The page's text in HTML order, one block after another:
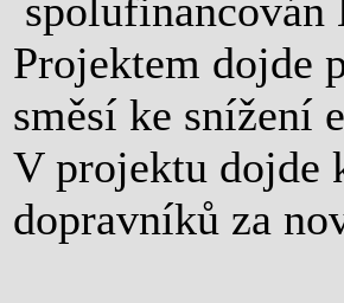
Projektem dojde
směsí ke snížení
V projektu dojde
dopravníků za